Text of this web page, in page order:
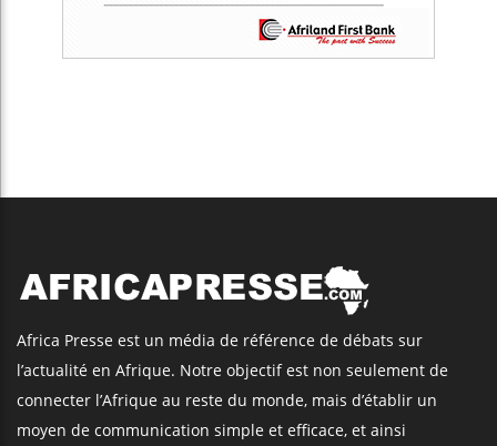
Africa Presse est un média de référence de débats sur
l’actualité en Afrique. Notre objectif est non seulement de
connecter l’Afrique au reste du monde, mais d’établir un
moyen de communication simple et efficace, et ainsi